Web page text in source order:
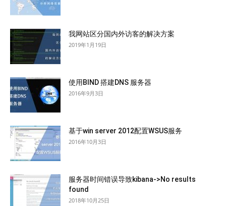
我网站区分国内外访客的解决方案
2019年1月19日
使用BIND 搭建DNS 服务器
2016年9月3日
基于win server 2012配置WSUS服务
2016年10月3日
服务器时间错误导致kibana->No results
found
2018年10月25日